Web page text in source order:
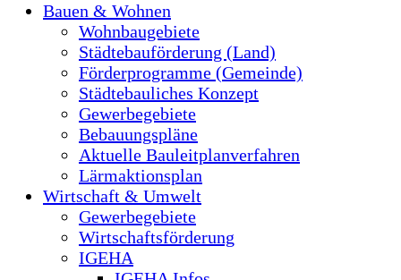
Bauen & Wohnen
Wohnbaugebiete
Städtebauförderung (Land)
Förderprogramme (Gemeinde)
Städtebauliches Konzept
Gewerbegebiete
Bebauungspläne
Aktuelle Bauleitplanverfahren
Lärmaktionsplan
Wirtschaft & Umwelt
Gewerbegebiete
Wirtschaftsförderung
IGEHA